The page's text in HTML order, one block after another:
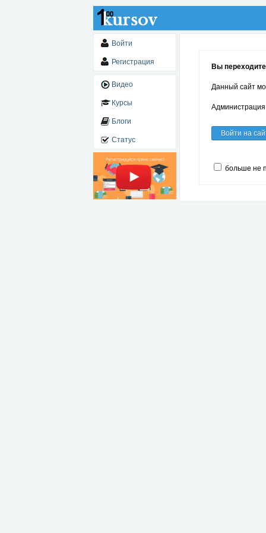
Войти
Регистрация
Видео
Курсы
Блоги
Статус
Вы
Данный сайт
Администрация
Войти на
больше не